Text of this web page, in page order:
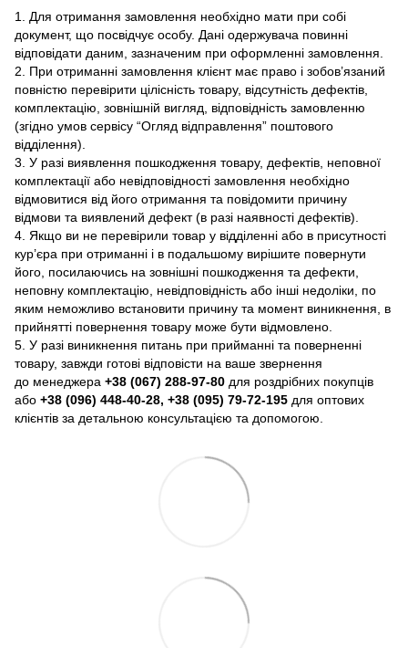
1. Для отримання замовлення необхідно мати при собі
документ, що посвідчує особу. Дані одержувача повинні
відповідати даним, зазначеним при оформленні замовлення.
2. При отриманні замовлення клієнт має право і зобов’язаний
повністю перевірити цілісність товару, відсутність дефектів,
комплектацію, зовнішній вигляд, відповідність замовленню
(згідно умов сервісу “Огляд відправлення” поштового
відділення).
3. У разі виявлення пошкодження товару, дефектів, неповної
комплектації або невідповідності замовлення необхідно
відмовитися від його отримання та повідомити причину
відмови та виявлений дефект (в разі наявності дефектів).
4. Якщо ви не перевірили товар у відділенні або в присутності
кур’єра при отриманні і в подальшому вирішите повернути
його, посилаючись на зовнішні пошкодження та дефекти,
неповну комплектацію, невідповідність або інші недоліки, по
яким неможливо встановити причину та момент виникнення, в
прийнятті повернення товару може бути відмовлено.
5. У разі виникнення питань при прийманні та поверненні
товару, завжди готові відповісти на ваше звернення
до менеджера +38 (067) 288-97-80 для роздрібних покупців
або +38 (096) 448-40-28, +38 (095) 79-72-195 для оптових
клієнтів за детальною консультацією та допомогою.